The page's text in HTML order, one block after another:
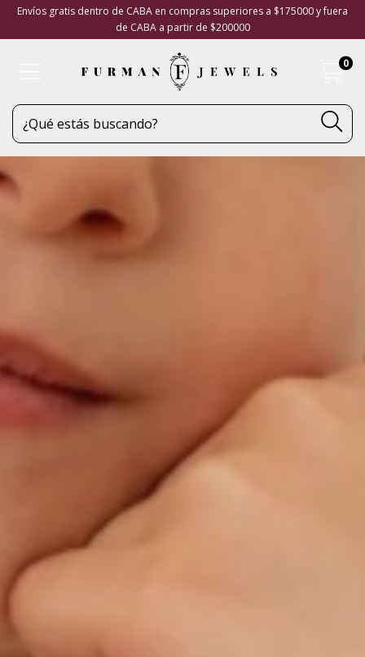
Envíos gratis dentro de CABA en compras superiores a $175000 y fuera
de CABA a partir de $200000
0